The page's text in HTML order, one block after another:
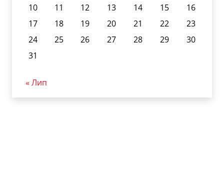
10
11 12 13 14 15
16
17
18 19 20 21 22
23
24
25 26 27 28 29
30
31
« Лип